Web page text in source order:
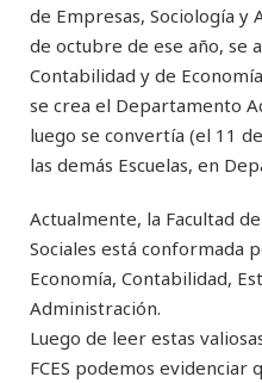
de Empresas, Sociología y
de octubre de ese año, se
Contabilidad y de
se crea el Departamento
luego se convertía (el 11
las demás Escuelas, en
Actualmente, la Facultad
Sociales está conformada
Economía, Contabilidad,
Administración.
Luego de leer estas
FCES podemos evidenciar